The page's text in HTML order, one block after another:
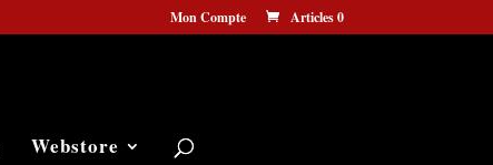
Mon Compte Articles 0
Webstore